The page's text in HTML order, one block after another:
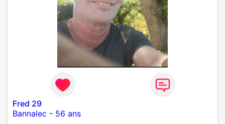
Fred 29
Bannalec - 56 ans